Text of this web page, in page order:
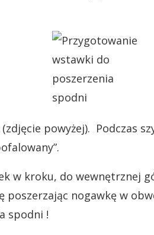
powyżej). Podczas
w kroku, do wewnętrznej
poszerzając nogawkę w
spodni !